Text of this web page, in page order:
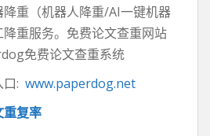
重（机器人降重/AI一键机器
重服务。免费论文查重网站
免费论文查重系统
: www.paperdog.net
重复率